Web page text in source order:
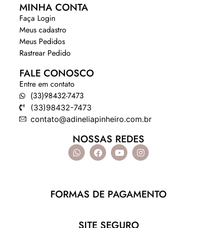
MINHA CONTA
Faça Login
Meus cadastro
Meus Pedidos
Rastrear Pedido
FALE CONOSCO
Entre em contato
(33)98432-7473
(33)98432-7473
contato@adineliapinheiro.com.br
NOSSAS REDES
FORMAS DE PAGAMENTO